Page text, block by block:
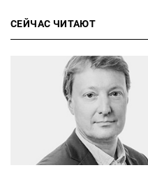
СЕЙЧАС ЧИТАЮТ